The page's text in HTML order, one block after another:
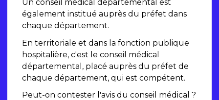
Un conseil médical départemental est
également institué auprès du préfet dans
chaque département.
En territoriale et dans la fonction publique
hospitalière, c'est le conseil médical
départemental, placé auprès du préfet de
chaque département, qui est compétent.
Peut-on contester l'avis du conseil médical ?